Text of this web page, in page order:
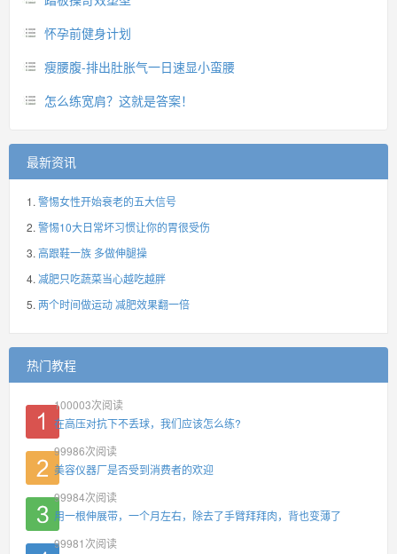
怀孕前健身计划
瘦腰腹-排出肚胀气一日速显小蛮腰
怎么练宽肩？这就是答案！
最新资讯
警惕女性开始衰老的五大信号
警惕10大日常坏习惯让你的胃很受伤
高跟鞋一族 多做伸腿操
减肥只吃蔬菜当心越吃越胖
两个时间做运动 减肥效果翻一倍
热门教程
100003次阅读
在高压对抗下不丢球，我们应该怎么练?
99986次阅读
美容仪器厂是否受到消费者的欢迎
99984次阅读
用一根伸展带，一个月左右，除去了手臂拜拜肉，背也变薄了
99981 次阅读